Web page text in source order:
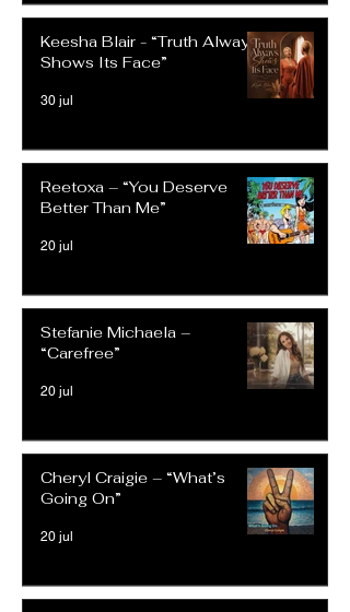
Keesha Blair - “Truth Always
Shows Its Face”
30 jul
Reetoxa – “You Deserve
Better Than Me”
20 jul
Stefanie Michaela –
“Carefree”
20 jul
Cheryl Craigie – “What’s
Going On”
20 jul